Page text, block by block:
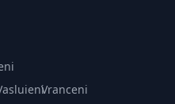
·Vranceni